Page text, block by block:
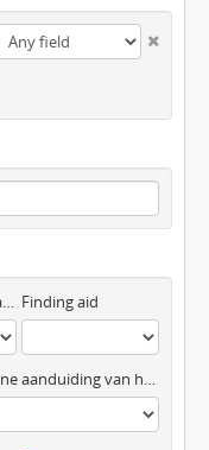
Digitaal object available Finding aid
Algemene aanduiding van het materiaal